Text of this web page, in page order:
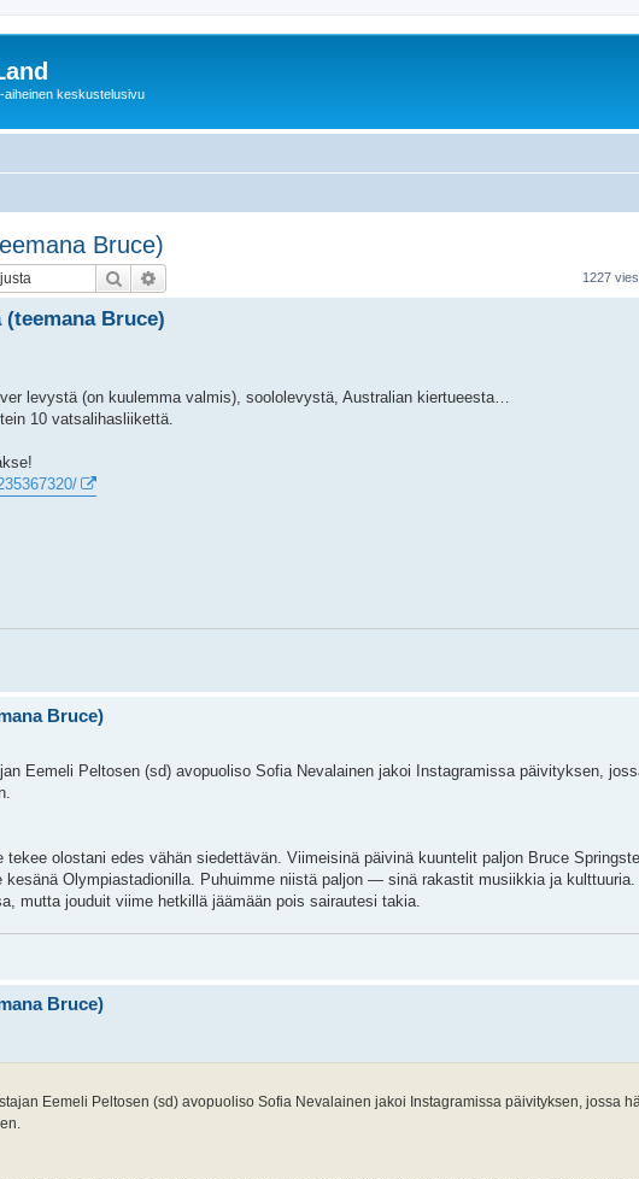
aiheinen keskustelusivu
Bruce)
Etsi 1227
Bruce)
levystä (on kuulemma valmis), soololevystä, Australian kiertueesta…
10 vatsalihasliikettä.
Bruce)
Eemeli Peltosen (sd) avopuoliso Sofia Nevalainen jakoi Instagramissa päivityksen,
olostani edes vähän siedettävän. Viimeisinä päivinä kuuntelit paljon Bruce
kesänä Olympiastadionilla. Puhuimme niistä paljon — sinä rakastit musiikkia ja
mutta jouduit viime hetkillä jäämään pois sairautesi takia.
Bruce)
Eemeli Peltosen (sd) avopuoliso Sofia Nevalainen jakoi Instagramissa päivityksen, jossa